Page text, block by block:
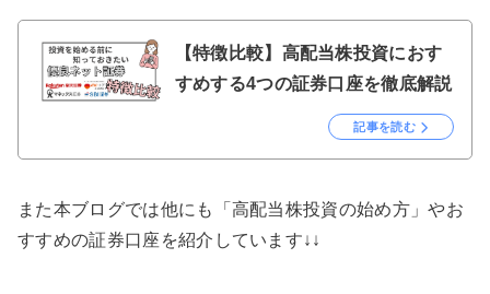
【特徴比較】高配当株投資におす
すめする4つの証券口座を徹底解説
記事を読む
また本ブログでは他にも「高配当株投資の始め方」やお
すすめの証券口座を紹介しています↓↓